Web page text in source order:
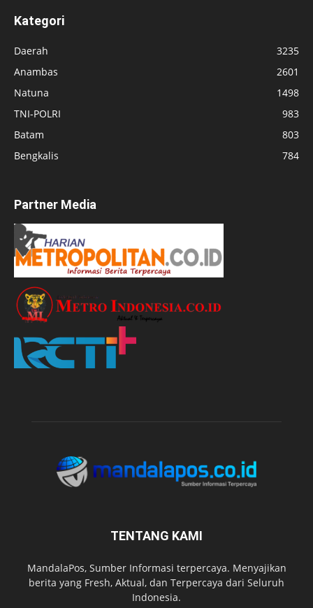
Kategori
Daerah
3235
Anambas
2601
Natuna
1498
TNI-POLRI
983
Batam
803
Bengkalis
784
Partner Media
TENTANG KAMI
MandalaPos, Sumber Informasi terpercaya. Menyajikan
berita yang Fresh, Aktual, dan Terpercaya dari Seluruh
Indonesia.